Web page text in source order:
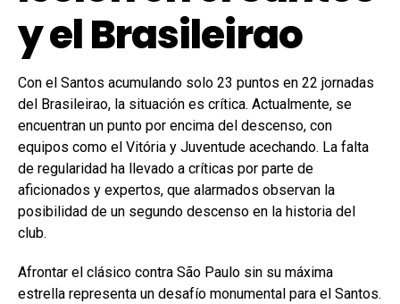
y el Brasileirao
Con el Santos acumulando solo 23 puntos en 22 jornadas
del Brasileirao, la situación es crítica. Actualmente, se
encuentran un punto por encima del descenso, con
equipos como el Vitória y Juventude acechando. La falta
de regularidad ha llevado a críticas por parte de
aficionados y expertos, que alarmados observan la
posibilidad de un segundo descenso en la historia del
club.
Afrontar el clásico contra São Paulo sin su máxima
estrella representa un desafío monumental para el Santos.